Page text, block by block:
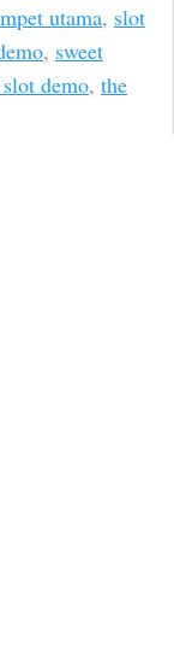
utama, slot
, sweet
demo, the